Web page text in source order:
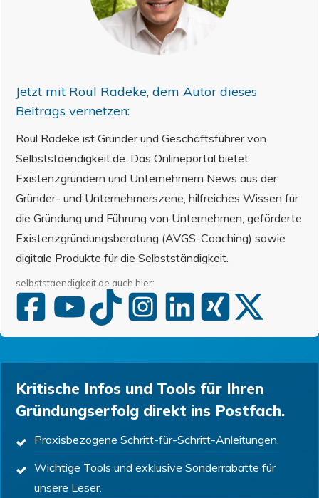
Jetzt mit Roul Radeke, dem Autor dieses
Beitrags vernetzen:
Roul Radeke ist Gründer und Geschäftsführer von
Selbststaendigkeit.de. Das Onlineportal bietet
Existenzgründern und Unternehmern News aus der
Gründer- und Unternehmerszene, hilfreiches Wissen für
die Gründung und Führung von Unternehmen, geförderte
Existenzgründungsberatung (AVGS-Coaching) sowie
digitale Produkte für die Selbstständigkeit.
selbststaendigkeit.de auch hier:
Kritische Infos und Tools für Ihren
Gründungserfolg direkt ins Postfach.
Praxisbezogene Schritt-für-Schritt-Anleitungen.
Wichtige Tools und exklusive Sonderrabatte für
unsere Leser.